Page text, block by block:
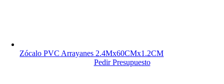
Zócalo PVC Arrayanes 2.4Mx60CMx1.2CM
Pedir Presupuesto